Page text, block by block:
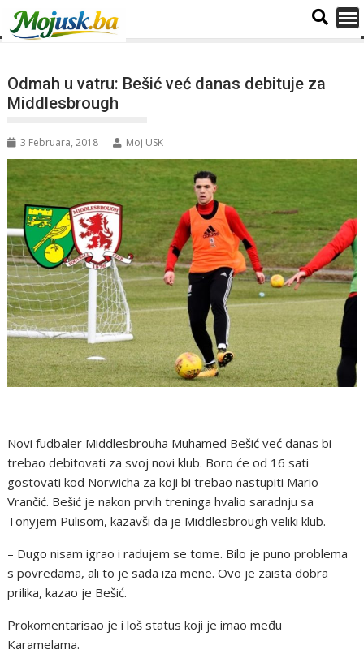
Odmah u vatru: Bešić već danas debituje za
Middlesbrough
3 Februara, 2018 Moj USK
Novi fudbaler Middlesbrouha Muhamed Bešić već danas bi
trebao debitovati za svoj novi klub. Boro će od 16 sati
gostovati kod Norwicha za koji bi trebao nastupiti Mario
Vrančić. Bešić je nakon prvih treninga hvalio saradnju sa
Tonyjem Pulisom, kazavši da je Middlesbrough veliki klub.
– Dugo nisam igrao i radujem se tome. Bilo je puno problema
s povredama, ali to je sada iza mene. Ovo je zaista dobra
prilika, kazao je Bešić.
Prokomentarisao je i loš status koji je imao među
Karamelama.